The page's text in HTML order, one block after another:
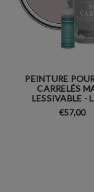
PEINTURE
CARRELÉS
LESSIVABLE -
€57,00